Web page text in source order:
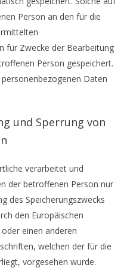
Person an den für die
für Zwecke der Bearbeitung
Person gespeichert.
Daten
und Sperrung von
verarbeitet und
der betroffenen Person nur
des Speicherungszwecks
den Europäischen
einen anderen
welchen der für die
vorgesehen wurde.